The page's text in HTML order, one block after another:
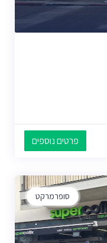
פרטים נוספים
סופרמרקט